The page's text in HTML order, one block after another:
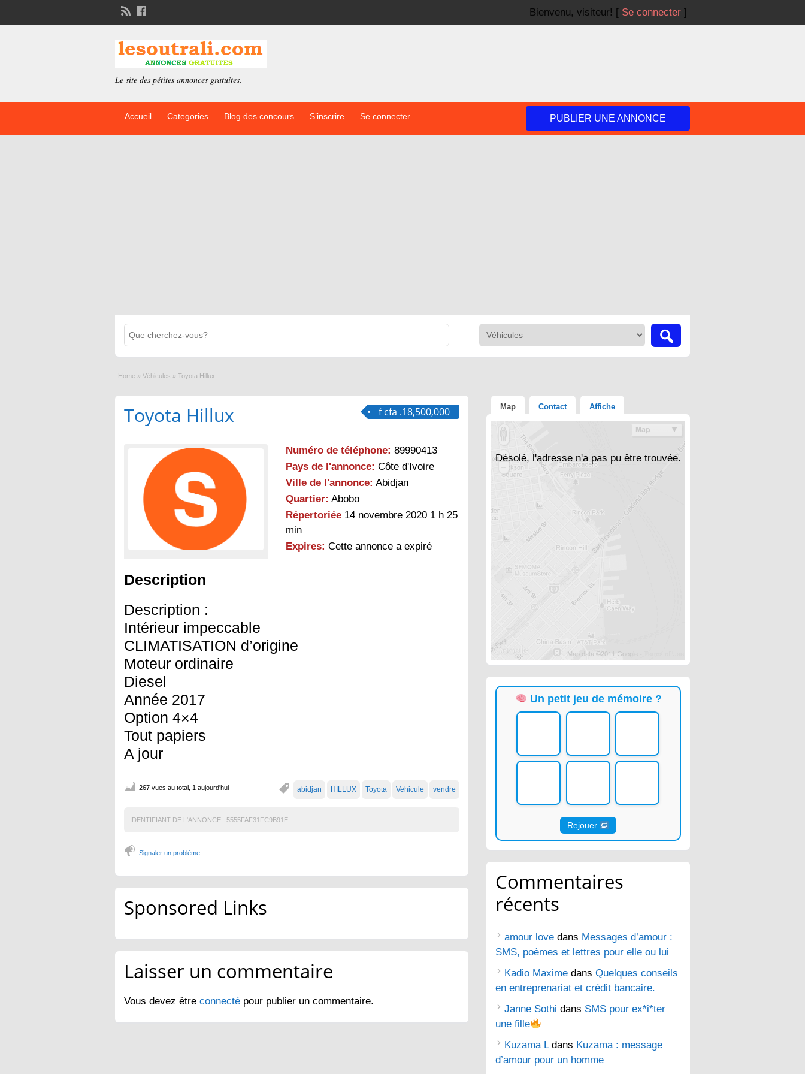
Bienvenu, visiteur! [ Se connecter ]
Le site des pétites annonces gratuites.
Accueil Categories Blog des concours S’inscrire Se connecter PUBLIER UNE ANNONCE
Home » Véhicules » Toyota Hillux
f cfa .18,500,000
Toyota Hillux
Numéro de téléphone: 89990413
Pays de l'annonce: Côte d'Ivoire
Ville de l'annonce: Abidjan
Quartier: Abobo
Répertoriée 14 novembre 2020 1 h 25
min
Expires: Cette annonce a expiré
Description
Description :
Intérieur impeccable
CLIMATISATION d’origine
Moteur ordinaire
Diesel
Année 2017
Option 4×4
Tout papiers
A jour
abidjan HILLUX Toyota Vehicule vendre
267 vues au total, 1 aujourd'hui
IDENTIFIANT DE L'ANNONCE : 5555FAF31FC9B91E
Signaler un problème
Sponsored Links
Laisser un commentaire
Vous devez être connecté pour publier un commentaire.
Map Contact Affiche
Désolé, l'adresse n'a pas pu être trouvée.
Un petit jeu de mémoire ?
Rejouer
Commentaires
récents
amour love dans Messages d’amour :
SMS, poèmes et lettres pour elle ou lui
Kadio Maxime dans Quelques conseils
en entreprenariat et crédit bancaire.
Janne Sothi dans SMS pour ex*i*ter
une fille
Kuzama Ldans Kuzama : message
d’amour pour un homme